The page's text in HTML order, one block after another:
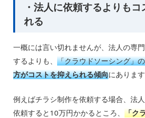
・法人に依頼するよりも
れる
一概には言い切れませんが、法人の専
するよりも、「クラウドソーシング」
方がコストを抑えられる傾向にあります
例えばチラシ制作を依頼する場合、法
依頼すると10万円かかるところ、「ク